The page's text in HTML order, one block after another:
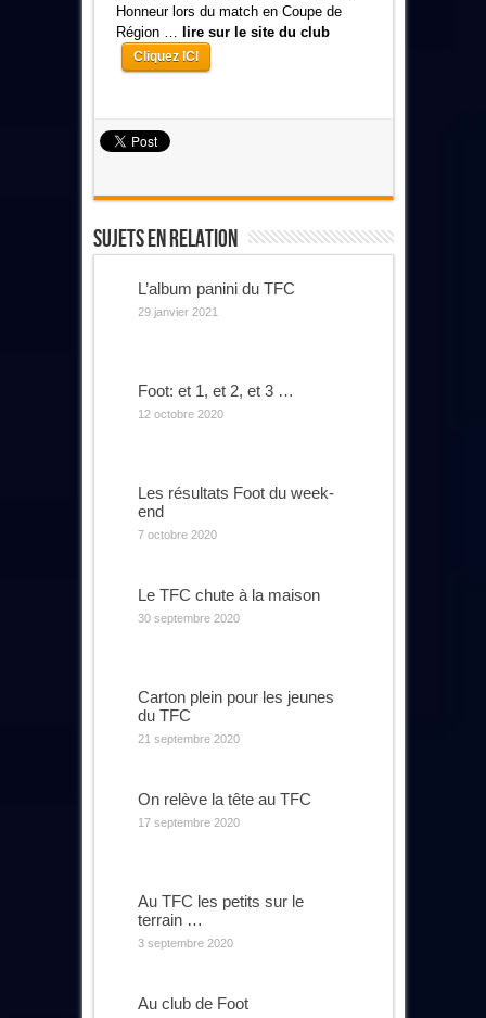
Honneur lors du match en Coupe de
Région …
lire sur le site du club
Cliquez ICI
Sujets En Relation
L’album panini du TFC
29 janvier 2021
Foot: et 1, et 2, et 3 …
12 octobre 2020
Les résultats Foot du week-
end
7 octobre 2020
Le TFC chute à la maison
30 septembre 2020
Carton plein pour les jeunes
du TFC
21 septembre 2020
On relève la tête au TFC
17 septembre 2020
Au TFC les petits sur le
terrain …
3 septembre 2020
Au club de Foot